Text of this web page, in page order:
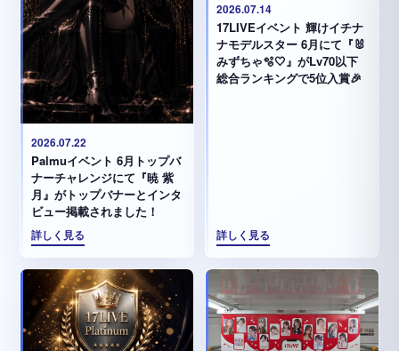
2026.07.22
Palmuイベント 6月トップバ
ナーチャレンジにて『暁 紫
月』がトップバナーとインタ
ビュー掲載されました！
詳しく見る
2026.07.14
17LIVEイベント 輝けイチナ
ナモデルスター 6月にて『🐰
みずちゃ️🫧🤍』がLv70以下
総合ランキングで5位入賞🎉
詳しく見る